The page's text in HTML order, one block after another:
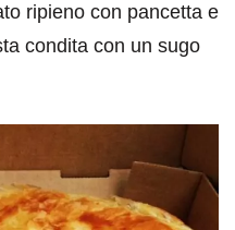
ripieno con pancetta e
condita con un sugo